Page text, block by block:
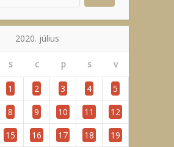
2020. július
s c p s v
1 2 3 4
5
8 9 10 11
12
15 16 17 18
19